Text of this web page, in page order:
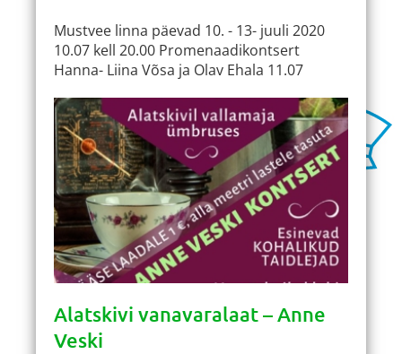
Mustvee linna päevad 10. - 13- juuli 2020
10.07 kell 20.00 Promenaadikontsert
Hanna- Liina Võsa ja Olav Ehala 11.07
Alatskivi vanavaralaat – Anne
Veski